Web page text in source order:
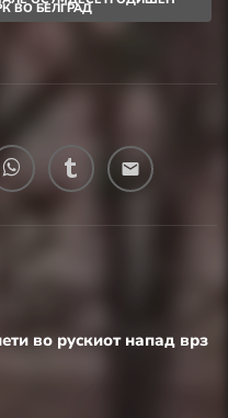
ВО БЕЛГРАД
email
во рускиот напад врз